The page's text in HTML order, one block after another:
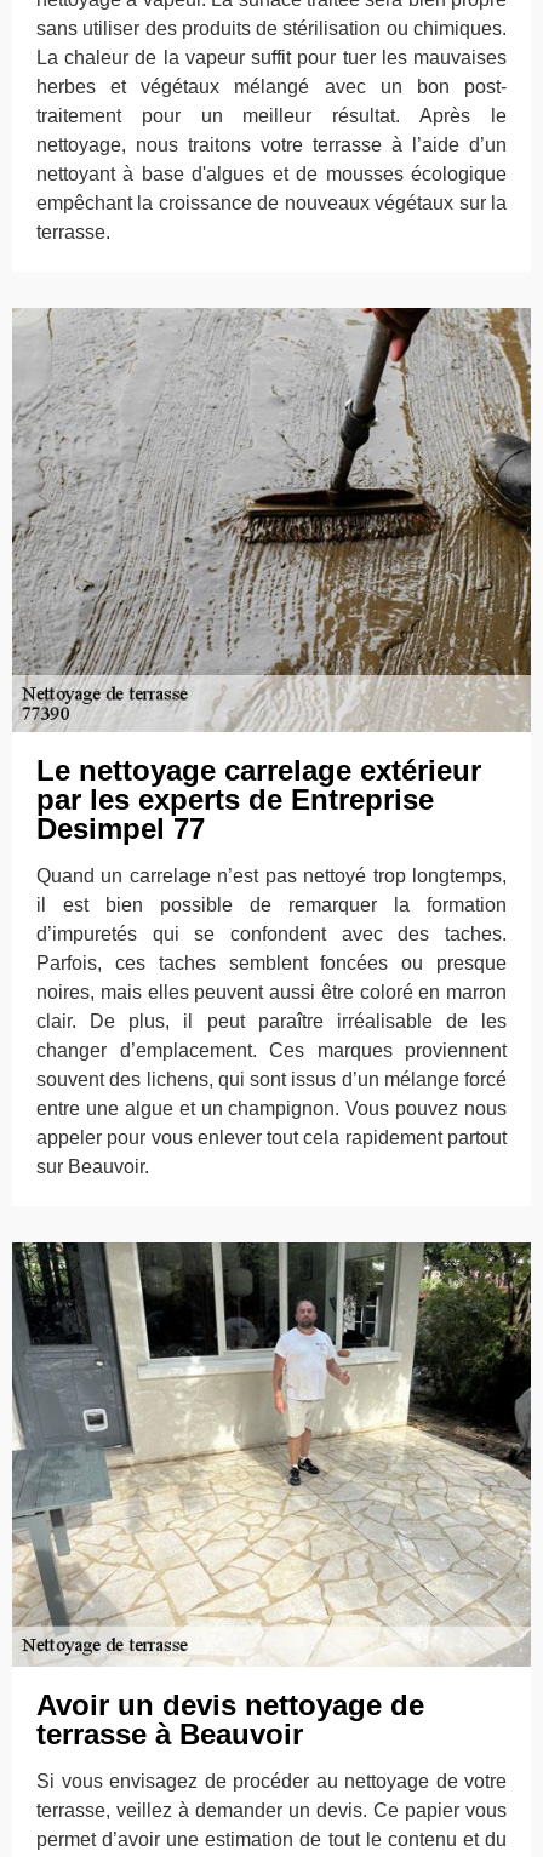
sans utiliser des produits de stérilisation ou chimiques.
La chaleur de la vapeur suffit pour tuer les mauvaises
herbes et végétaux mélangé avec un bon post-
traitement pour un meilleur résultat. Après le
nettoyage, nous traitons votre terrasse à l’aide d’un
nettoyant à base d'algues et de mousses écologique
empêchant la croissance de nouveaux végétaux sur la
terrasse.
Le nettoyage carrelage extérieur
par les experts de Entreprise
Desimpel 77
Quand un carrelage n’est pas nettoyé trop longtemps,
il est bien possible de remarquer la formation
d’impuretés qui se confondent avec des taches.
Parfois, ces taches semblent foncées ou presque
noires, mais elles peuvent aussi être coloré en marron
clair. De plus, il peut paraître irréalisable de les
changer d’emplacement. Ces marques proviennent
souvent des lichens, qui sont issus d’un mélange forcé
entre une algue et un champignon. Vous pouvez nous
appeler pour vous enlever tout cela rapidement partout
sur Beauvoir.
Avoir un devis nettoyage de
terrasse à Beauvoir
Si vous envisagez de procéder au nettoyage de votre
terrasse, veillez à demander un devis. Ce papier vous
permet d’avoir une estimation de tout le contenu et du